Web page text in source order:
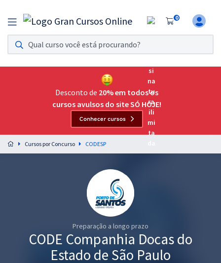
0
Assinatura Ilimitada 11
Acesso a todos os cursos. Teste grátis por 7 dias!
Assinatura OAB Até Passar
Acesso ilimitado a toda preparação para o Exame da
Preparação completa e intensiva para as principais
residências em saúde do Brasil
Desconto de 20% em todos os
cursos avulsos do site SÓ HOJE!
Conhecer cursos
Cursos por Concurso CODESP
Preparação a longo prazo
CODE Companhia Docas do
Estado de São Paulo